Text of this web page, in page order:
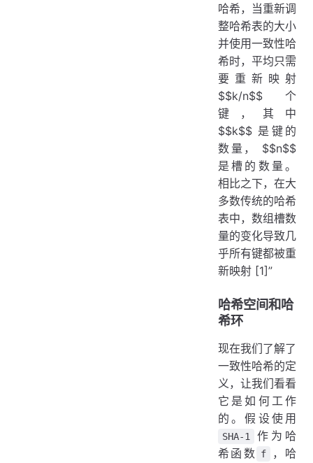
哈希，当重新调
整哈希表的大小
并使用一致性哈
希时，平均只需
要重新映射
$$k/n$$ 个
键，其中
$$k$$ 是键的
数量， $$n$$
是槽的数量。
相比之下，在大
多数传统的哈希
表中，数组槽数
量的变化导致几
乎所有键都被重
新映射 [1]”
哈希空间和哈
希环
现在我们了解了
一致性哈希的定
义，让我们看看
它是如何工作
的。假设使用
SHA-1
作为哈
希函数 f ，哈